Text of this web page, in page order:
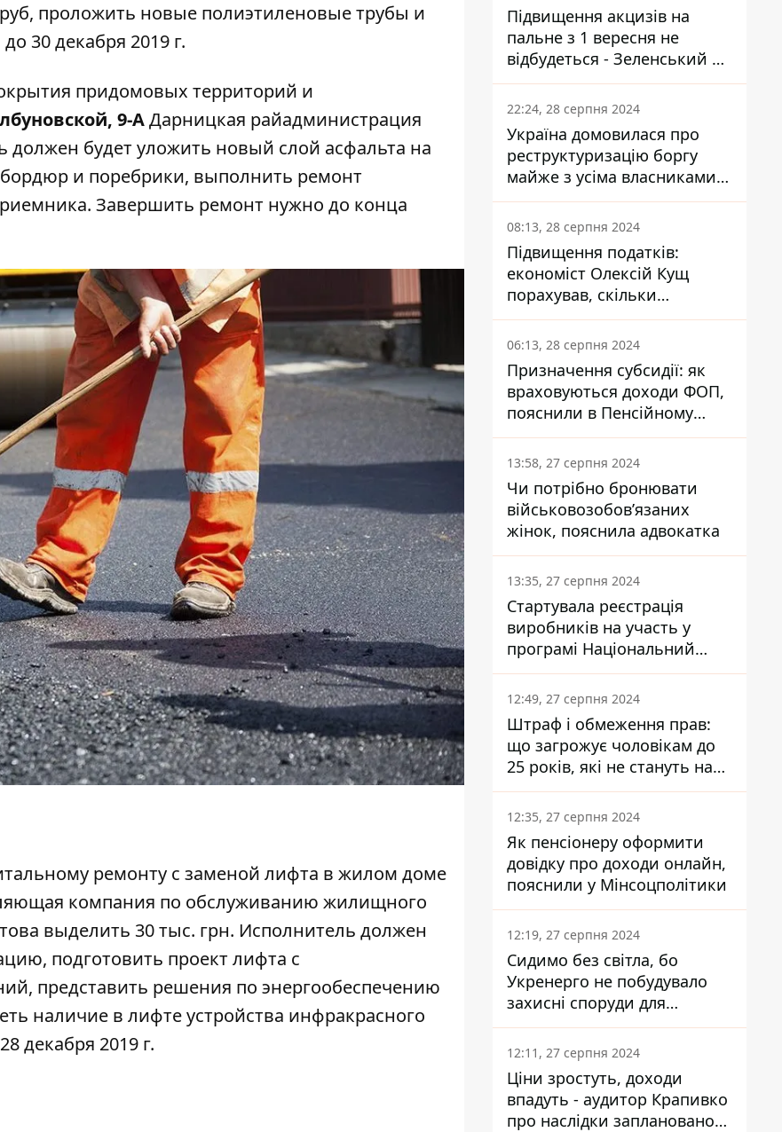
проложить новые полиэтиленовые трубы и
30 декабря 2019 г.
придомовых территорий и
9-АДарницкая райадминистрация
должен будет уложить новый слой асфальта на
бордюр и поребрики, выполнить ремонт
Завершить ремонт нужно до конца
ремонту с заменой лифта в жилом доме
компания по обслуживанию жилищного
выделить 30 тыс. грн. Исполнитель должен
подготовить проект лифта с
представить решения по энергообеспечению
наличие в лифте устройства инфракрасного
декабря 2019 г.
Підвищення акцизів на
пальне з 1 вересня не
відбудеться - Зеленський не
підписав закон
22:24, 28 серпня 2024
Україна домовилася про
реструктуризацію боргу
майже з усіма власниками
єврооблігацій: що це
означає для країни
08:13, 28 серпня 2024
Підвищення податків:
економіст Олексій Кущ
порахував, скільки
заплатить кожен українець
06:13, 28 серпня 2024
Призначення субсидії: як
враховуються доходи ФОП,
пояснили в Пенсійному
фонді
13:58, 27 серпня 2024
Чи потрібно бронювати
військовозобов’язаних
жінок, пояснила адвокатка
13:35, 27 серпня 2024
Стартувала реєстрація
виробників на участь у
програмі Національний
кешбек: як це зробити
через портал Дія
12:49, 27 серпня 2024
Штраф і обмеження прав:
що загрожує чоловікам до
25 років, які не стануть на
військовий облік
12:35, 27 серпня 2024
Як пенсіонеру оформити
довідку про доходи онлайн,
пояснили у Мінсоцполітики
12:19, 27 серпня 2024
Сидимо без світла, бо
Укренерго не побудувало
захисні споруди для
енергетики - нардеп
Кучеренко
12:11, 27 серпня 2024
Ціни зростуть, доходи
впадуть - аудитор Крапивко
про наслідки запланованого